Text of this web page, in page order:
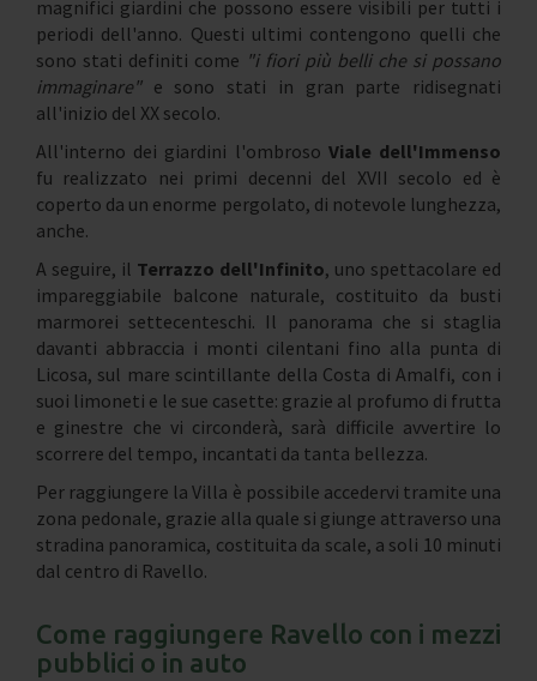
magnifici giardini che possono essere visibili per tutti i
periodi dell'anno. Questi ultimi contengono quelli che
sono stati definiti come "i fiori più belli che si possano
immaginare" e sono stati in gran parte ridisegnati
all'inizio del XX secolo.
All'interno dei giardini l'ombroso Viale dell'Immenso
fu realizzato nei primi decenni del XVII secolo ed è
coperto da un enorme pergolato, di notevole lunghezza,
anche.
A seguire, il Terrazzo dell'Infinito, uno spettacolare ed
impareggiabile balcone naturale, costituito da busti
marmorei settecenteschi. Il panorama che si staglia
davanti abbraccia i monti cilentani fino alla punta di
Licosa, sul mare scintillante della Costa di Amalfi, con i
suoi limoneti e le sue casette: grazie al profumo di frutta
e ginestre che vi circonderà, sarà difficile avvertire lo
scorrere del tempo, incantati da tanta bellezza.
Per raggiungere la Villa è possibile accedervi tramite una
zona pedonale, grazie alla quale si giunge attraverso una
stradina panoramica, costituita da scale, a soli 10 minuti
dal centro di Ravello.
Come raggiungere Ravello con i mezzi
pubblici o in auto